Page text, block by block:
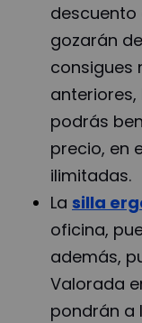
descuento
gozarán
consigues
podrás
precio, en
ilimitadas.
La silla
oficina,
además,
Valorada
pondrán a